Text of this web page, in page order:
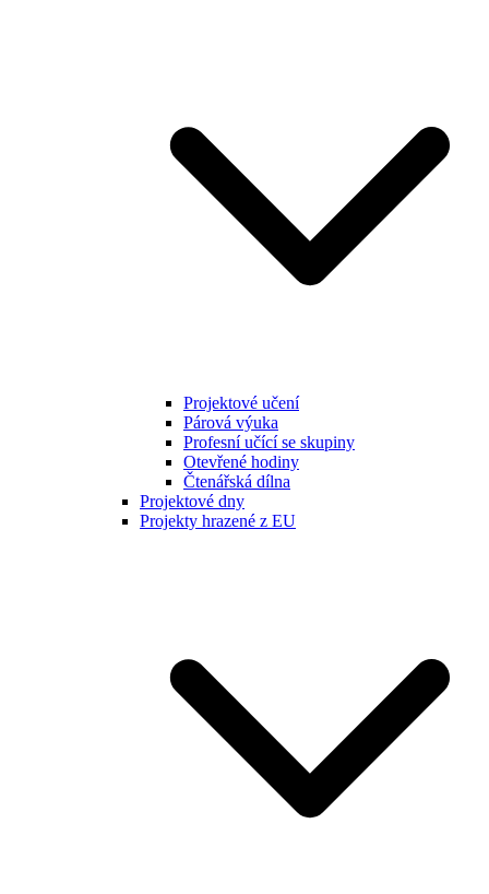
Projektové učení
Párová výuka
Profesní učící se skupiny
Otevřené hodiny
Čtenářská dílna
Projektové dny
Projekty hrazené z EU